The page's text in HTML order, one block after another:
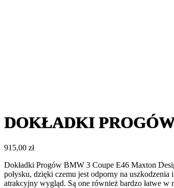
DOKŁADKI
915,00 zł
Dokładki Progów BMW 3 Coupe E46 Maxton
połysku, dzięki czemu jest odporny na
atrakcyjny wygląd. Są one również bardzo łatwe w